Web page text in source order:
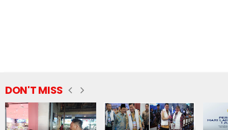
DON'T MISS